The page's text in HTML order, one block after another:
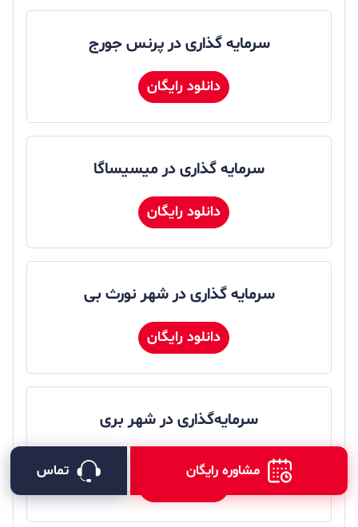
سرمایه گذاری در پرنس جورج
دانلود رایگان
سرمایه گذاری در میسیساگا
دانلود رایگان
سرمایه گذاری در شهر نورث بی
دانلود رایگان
سرمایه‌گذاری در شهر بری
مشاوره رایگان تماس